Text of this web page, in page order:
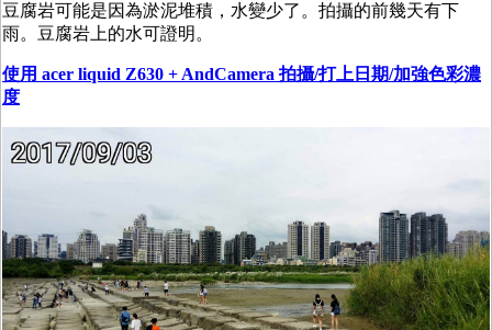
豆腐岩可能是因為淤泥堆積，水變少了。拍攝的前幾天有下
雨。豆腐岩上的水可證明。
使用 acer liquid Z630 + AndCamera 拍攝/打上日期/加強色彩濃
度